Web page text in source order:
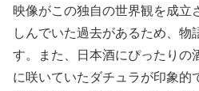
映像がこの独自の世界観を成立
しんでいた過去があるため、物
す。また、日本酒にぴったりの
に咲いていたダチュラが印象的